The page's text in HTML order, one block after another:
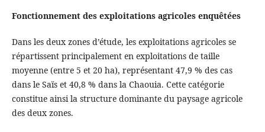
Fonctionnement des exploitations agricoles enquêtées
Dans les deux zones d’étude, les exploitations agricoles se
répartissent principalement en exploitations de taille
moyenne (entre 5 et 20 ha), représentant 47,9 % des cas
dans le Saïs et 40,8 % dans la Chaouia. Cette catégorie
constitue ainsi la structure dominante du paysage agricole
des deux zones.